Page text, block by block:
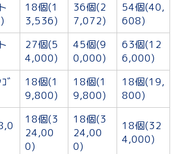
18個(1
3,536)
36個(2
7,072)
54個(40,
608)
27個(5
4,000)
45個(9
0,000)
63個(12
6,000)
ﾞ
18個(1
9,800)
18個(1
9,800)
18個(19,
800)
18個(3
24,00
0)
18個(3
24,00
0)
18個(32
4,000)